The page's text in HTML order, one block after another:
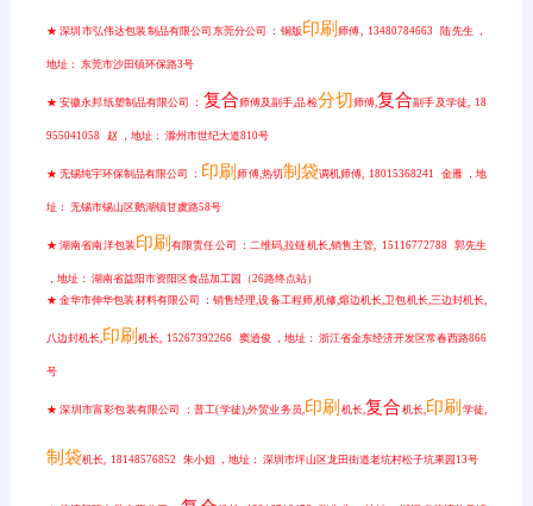
★ 深圳市弘伟达包装制品有限公司东莞分公司 ：铜版 印刷 师傅, 13480784663 陆先生 ，
地址： 东莞市沙田镇环保路3号
★ 安徽永邦纸塑制品有限公司 ： 复合 师傅及副手,品检分切 师傅,复合副手及学徒, 18
955041058 赵 ，地址： 滁州市世纪大道810号
★ 无锡纯宇环保制品有限公司 ： 印刷 师傅,热切 制袋调机师傅, 18015368241 金雁 ，地
址： 无锡市锡山区鹅湖镇甘虞路58号
★ 湖南省南洋包装印刷有限责任公司 ：二维码,拉链机长,销售主管, 15116772788 郭先生
，地址： 湖南省益阳市资阳区食品加工园（26路终点站）
★ 金华市伸华包装材料有限公司 ：销售经理,设备工程师,机修,熔边机长,卫包机长,三边封机长,
八边封机长,印刷 机长, 15267392266 窦逍俊 ，地址： 浙江省金东经济开发区常春西路866
号
★ 深圳市富彩包装有限公司 ：普工(学徒),外贸业务员,印刷 机长,复合 机长,印刷 学徒,
制袋机长, 18148576852 朱小姐 ，地址： 深圳市坪山区龙田街道老坑村松子坑果园13号